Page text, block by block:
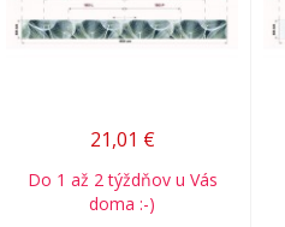
21,01 €
Do 1 až 2 týždňov u Vás
doma :-)